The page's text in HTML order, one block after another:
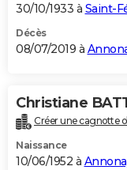
30/10/1933 à Saint-
Décès
08/07/2019 à
Christiane
Créer une cagnotte
Naissance
10/06/1952 à